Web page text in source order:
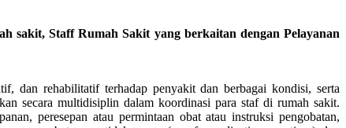
sakit, Staff Rumah Sakit yang berkaitan dengan Pelayanan
dan rehabilitatif terhadap penyakit dan berbagai kondisi, serta
secara multidisiplin dalam koordinasi para staf di rumah sakit.
peresepan atau permintaan obat atau instruksi pengobatan,